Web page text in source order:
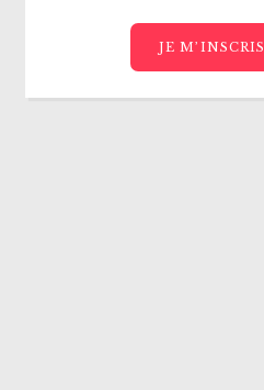
JE M’INSCRIS